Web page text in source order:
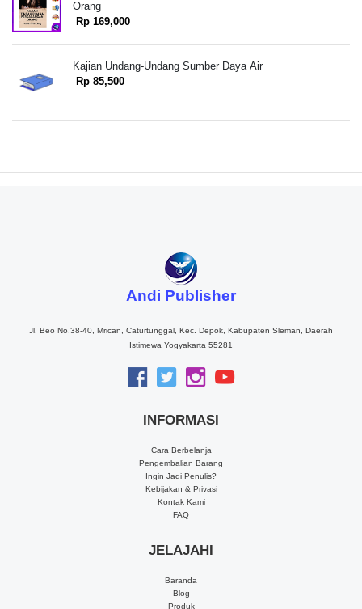
Orang
Rp 169,000
Kajian Undang-Undang Sumber Daya Air
Rp 85,500
Andi Publisher
Jl. Beo No.38-40, Mrican, Caturtunggal, Kec. Depok, Kabupaten Sleman, Daerah
Istimewa Yogyakarta 55281
INFORMASI
Cara Berbelanja
Pengembalian Barang
Ingin Jadi Penulis?
Kebijakan & Privasi
Kontak Kami
FAQ
JELAJAHI
Baranda
Blog
Produk